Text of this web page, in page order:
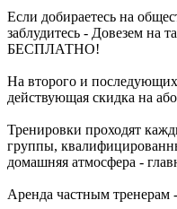
Если добираетесь на
заблудитесь - Довезем на
БЕСПЛАТНО!
На второго и
действующая скидка на
Тренировки проходят
группы,
домашняя атмосфера -
Аренда частным тренерам